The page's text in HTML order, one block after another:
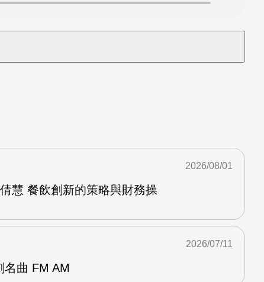
慧 餐飲創新的策略與財務操
2026/08/01
名曲 FM AM
2026/07/11